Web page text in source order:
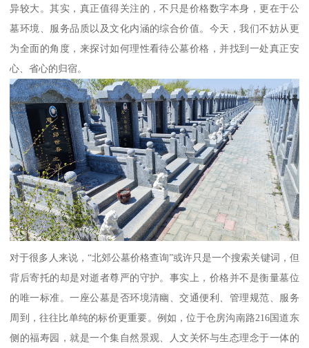
异较大。其实，真正值得关注的，不只是价格数字本身，更在于公
墓环境、服务品质以及文化内涵的综合价值。今天，我们不妨从更
为全面的角度，来探讨如何理性看待公墓价格，并找到一处真正安
心、省心的归宿。
对于很多人来说，“北郊公墓价格查询”或许只是一个搜索关键词，但
背后寄托的却是对逝者尊严的守护。事实上，价格并不是衡量墓位
的唯一标准。一座公墓是否环境清幽、交通便利、管理规范、服务
周到，往往比单纯的标价更重要。例如，位于仓房沟南路216国道东
侧的福寿园，就是一个集自然景观、人文关怀与生态理念于一体的